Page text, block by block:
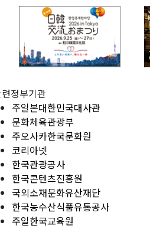
정부기관
주일본대한민국대사관
문화체육관광부
주오사카한국문화원
코리아넷
한국관광공사
한국콘텐츠진흥원
국외소재문화유산재단
한국농수산식품유통공사
주일한국교육원